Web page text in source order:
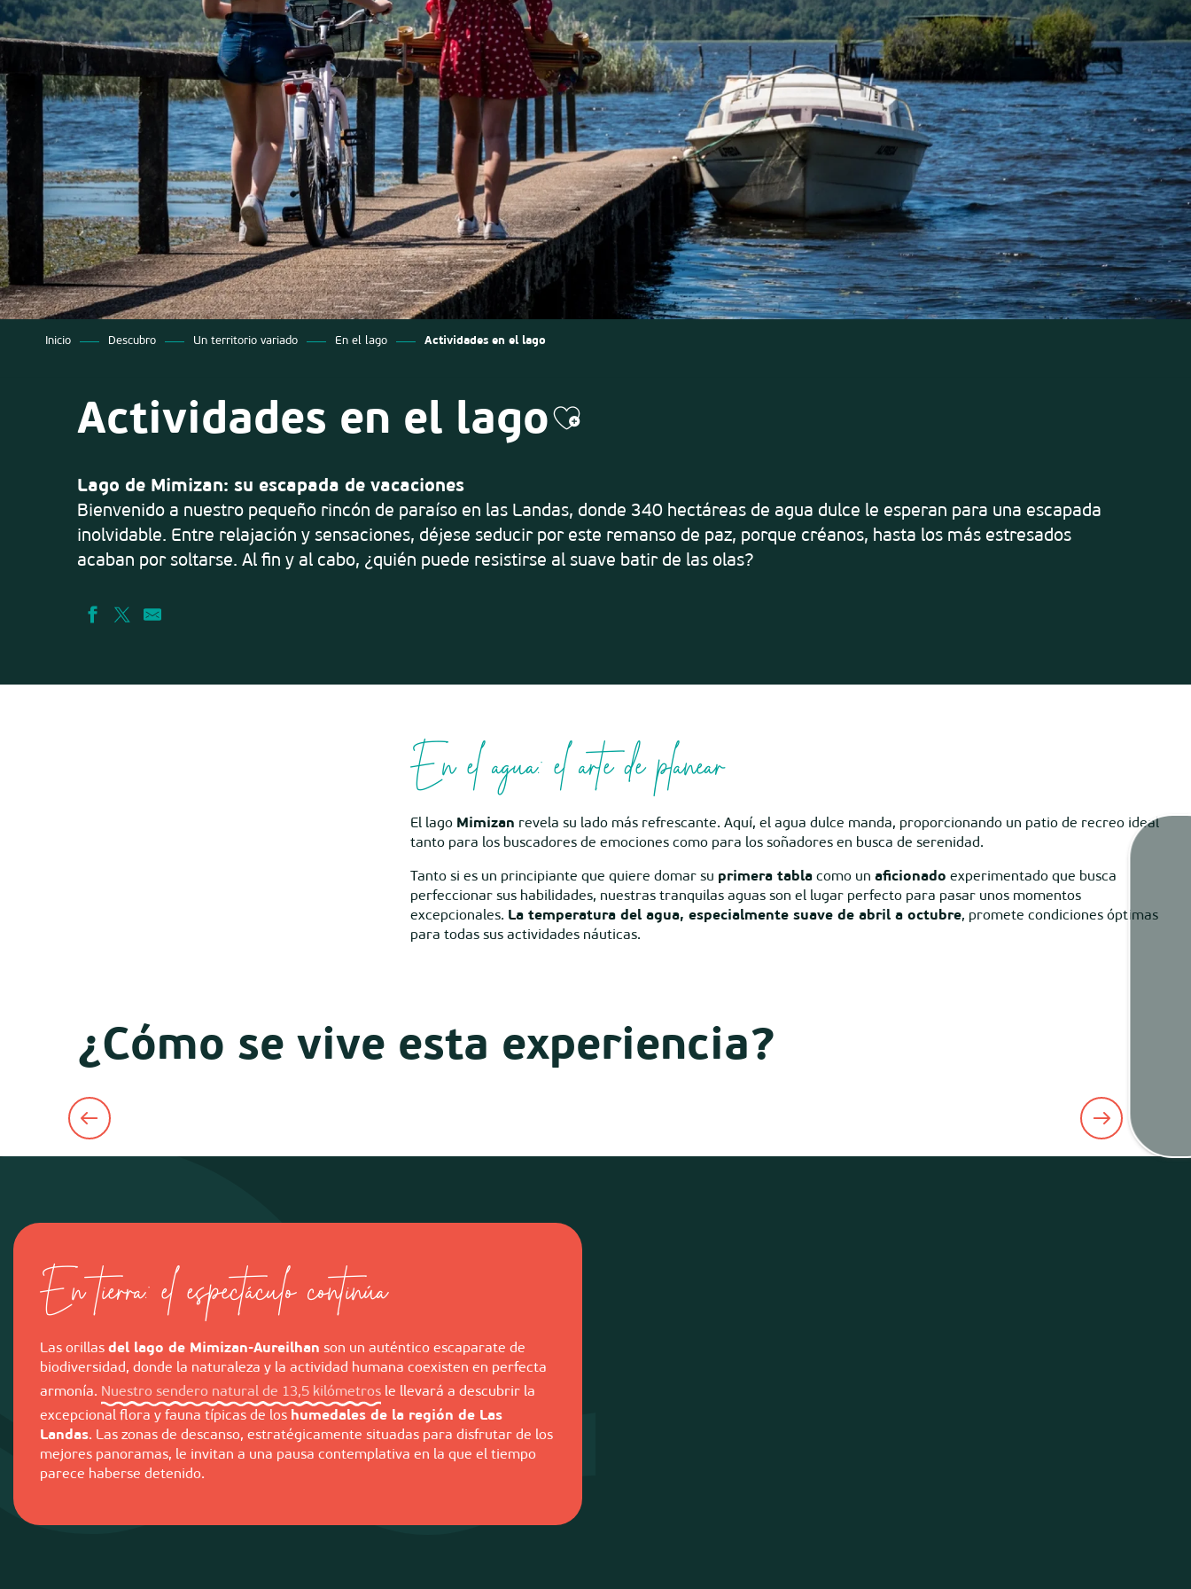
Inicio Descubro Un territorio variado En el lago Actividades en el lago
Actividades en el lagoAjouter aux favoris
Lago de Mimizan: su escapada de vacaciones
Bienvenido a nuestro pequeño rincón de paraíso en las Landas, donde 340 hectáreas de agua dulce le esperan para una escapada
inolvidable. Entre relajación y sensaciones, déjese seducir por este remanso de paz, porque créanos, hasta los más estresados
acaban por soltarse. Al fin y al cabo, ¿quién puede resistirse al suave batir de las olas?
En el agua: el arte de planear
El lago Mimizan revela su lado más refrescante. Aquí, el agua dulce manda, proporcionando un patio de recreo ideal
tanto para los buscadores de emociones como para los soñadores en busca de serenidad.
Tanto si es un principiante que quiere domar su primera tabla como un aficionado experimentado que busca
perfeccionar sus habilidades, nuestras tranquilas aguas son el lugar perfecto para pasar unos momentos
excepcionales. La temperatura del agua, especialmente suave de abril a octubre, promete condiciones óptimas
para todas sus actividades náuticas.
¿Cómo se vive esta experiencia?
Canoés Mimizan
En tierra: el espectáculo continúa
Las orillas del lago de Mimizan-Aureilhan son un auténtico escaparate de
biodiversidad, donde la naturaleza y la actividad humana coexisten en perfecta
armonía. Nuestro sendero natural de 13,5 kilómetros le llevará a descubrir la
excepcional flora y fauna típicas de los humedales de la región de Las
Landas. Las zonas de descanso, estratégicamente situadas para disfrutar de los
mejores panoramas, le invitan a una pausa contemplativa en la que el tiempo
parece haberse detenido.